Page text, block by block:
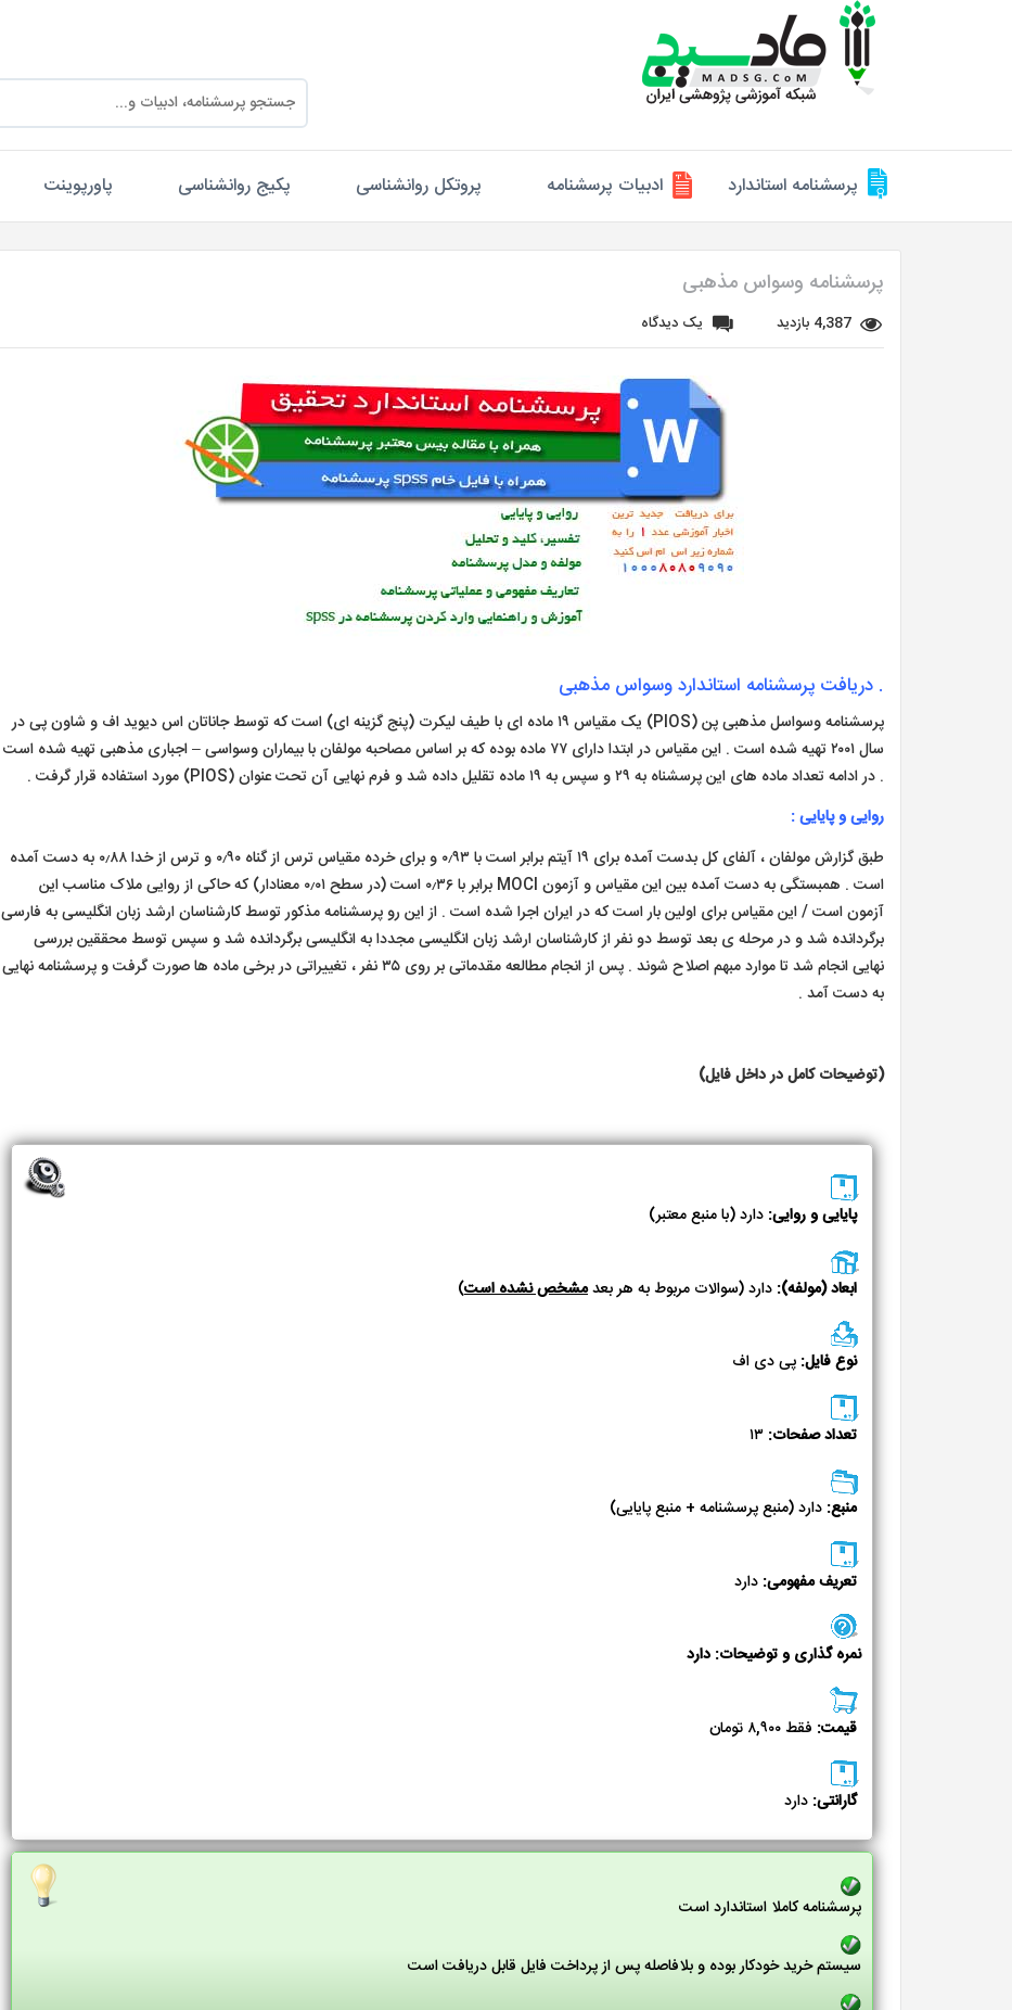
پرسشنامه استاندارد ادبیات پرسشنامه پروتکل روانشناسی پکیج روانشناسی پاورپوینت
پرسشنامه وسواس مذهبی
4,387 بازدید یک دیدگاه
. دریافت پرسشنامه استاندارد وسواس مذهبی
پرسشنامه وسواسل مذهبی پن (PIOS) یک مقیاس ۱۹ ماده ای با طیف لیکرت (پنج گزینه ای) است که توسط جاناتان اس دیوید اف و شاون پی در
سال ۲۰۰۱ تهیه شده است . این مقیاس در ابتدا دارای ۷۷ ماده بوده که بر اساس مصاحبه مولفان با بیماران وسواسی – اجباری مذهبی تهیه شده است
. در ادامه تعداد ماده های این پرسشناه به ۲۹ و سپس به ۱۹ ماده تقلیل داده شد و فرم نهایی آن تحت عنوان (PIOS) مورد استفاده قرار گرفت .
روایی و پایایی :
طبق گزارش مولفان ، آلفای کل بدست آمده برای ۱۹ آیتم برابر است با ۰٫۹۳ و برای خرده مقیاس ترس از گناه ۰٫۹۰ و ترس از خدا ۰٫۸۸ به دست آمده
است . همبستگی به دست آمده بین این مقیاس و آزمون MOCI برابر با ۰٫۳۶ است (در سطح ۰٫۰۱ معنادار) که حاکی از روایی ملاک مناسب این
آزمون است / این مقیاس برای اولین بار است که در ایران اجرا شده است . از این رو پرسشنامه مذکور توسط کارشناسان ارشد زبان انگلیسی به فارسی
برگردانده شد و در مرحله ی بعد توسط دو نفر از کارشناسان ارشد زبان انگلیسی مجددا به انگلیسی برگردانده شد و سپس توسط محققین بررسی
نهایی انجام شد تا موارد مبهم اصلاح شوند . پس از انجام مطالعه مقدماتی بر روی ۳۵ نفر ، تغییراتی در برخی ماده ها صورت گرفت و پرسشنامه نهایی
به دست آمد .
(توضیحات کامل در داخل فایل)
پایایی و روایی: دارد (با منبع معتبر)
ابعاد (مولفه): دارد (سوالات مربوط به هر بعدمشخص نشده است)
نوع فایل: پی دی اف
تعداد صفحات:
منبع: دارد (منبع پرسشنامه + منبع پایایی)
تعریف مفهومی: دارد
نمره گذاری و توضیحات: دارد
قیمت: فقط ۸,۹۰۰ تومان
گارانتی: دارد
پرسشنامه کاملا استاندارد است
سیستم خرید خودکار بوده و بلافاصله پس از پرداخت فایل قابل دریافت است